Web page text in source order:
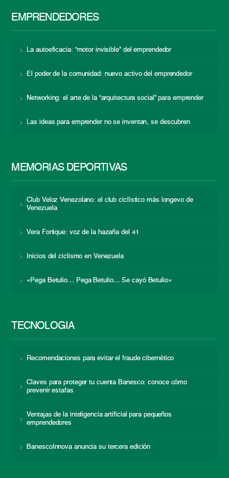
EMPRENDEDORES
La autoeficacia: “motor invisible” del emprendedor
El poder de la comunidad: nuevo activo del emprendedor
Networking: el arte de la “arquitectura social” para emprender
Las ideas para emprender no se inventan, se descubren
MEMORIAS DEPORTIVAS
Club Veloz Venezolano: el club ciclístico más longevo de
Venezuela
Vera Fortique: voz de la hazaña del 41
Inicios del ciclismo en Venezuela
«Pega Betulio… Pega Betulio… Se cayó Betulio»
TECNOLOGÍA
Recomendaciones para evitar el fraude cibernético
Claves para proteger tu cuenta Banesco: conoce cómo
prevenir estafas
Ventajas de la inteligencia artificial para pequeños
emprendedores
BanescoInnova anuncia su tercera edición